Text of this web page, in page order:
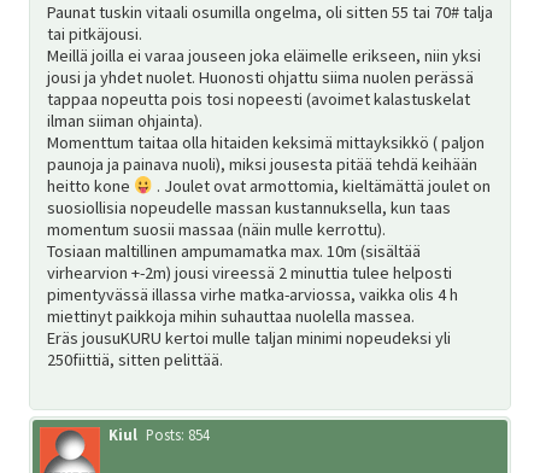
Paunat tuskin vitaali osumilla ongelma, oli sitten 55 tai 70# talja
tai pitkäjousi.
Meillä joilla ei varaa jouseen joka eläimelle erikseen, niin yksi
jousi ja yhdet nuolet. Huonosti ohjattu siima nuolen perässä
tappaa nopeutta pois tosi nopeesti (avoimet kalastuskelat
ilman siiman ohjainta).
Momenttum taitaa olla hitaiden keksimä mittayksikkö ( paljon
paunoja ja painava nuoli), miksi jousesta pitää tehdä keihään
heitto kone
. Joulet ovat armottomia, kieltämättä joulet on
suosiollisia nopeudelle massan kustannuksella, kun taas
momentum suosii massaa (näin mulle kerrottu).
Tosiaan maltillinen ampumamatka max. 10m (sisältää
virhearvion +-2m) jousi vireessä 2 minuttia tulee helposti
pimentyvässä illassa virhe matka-arviossa, vaikka olis 4 h
miettinyt paikkoja mihin suhauttaa nuolella massea.
Eräs jousuKURU kertoi mulle taljan minimi nopeudeksi yli
250fiittiä, sitten pelittää.
Kiul Posts: 854